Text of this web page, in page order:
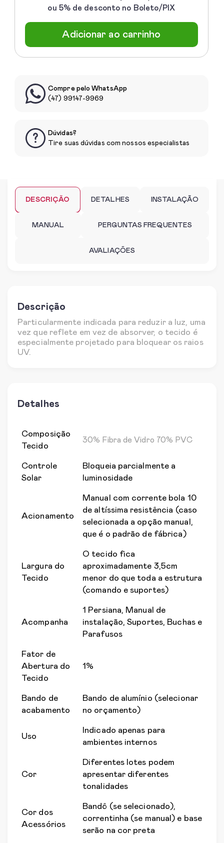
ou 5% de desconto no Boleto/PIX
Adicionar ao carrinho
Compre pelo WhatsApp
(47) 99147-9969
Dúvidas?
Tire suas dúvidas com nossos especialistas
DESCRIÇÃO DETALHES INSTALAÇÃO
MANUAL PERGUNTAS FREQUENTES
AVALIAÇÕES
Descrição
Particularmente indicada para reduzir a luz, uma
vez que reflete em vez de absorver, o tecido é
especialmente projetado para bloquear os raios
UV.
Detalhes
Composição
Tecido
30% Fibra de Vidro 70% PVC
Controle
Solar
Bloqueia parcialmente a
luminosidade
Acionamento
Manual com corrente bola 10
de altíssima resistência (caso
selecionada a opção manual,
que é o padrão de fábrica)
Largura do
Tecido
O tecido fica
aproximadamente 3,5cm
menor do que toda a estrutura
(comando e suportes)
Acompanha
1 Persiana, Manual de
instalação, Suportes, Buchas e
Parafusos
Fator de
Abertura do
Tecido
1%
Bando de
acabamento
Bando de alumínio (selecionar
no orçamento)
Uso
Indicado apenas para
ambientes internos
Cor
Diferentes lotes podem
apresentar diferentes
tonalidades
Cor dos
Acessórios
Bandô (se selecionado),
correntinha (se manual) e base
serão na cor preta